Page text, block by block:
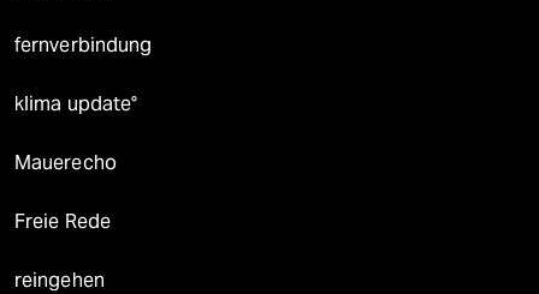
fernverbindung
klima update°
Mauerecho
Freie Rede
reingehen